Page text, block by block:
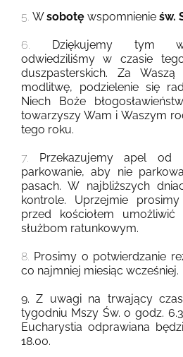
5. Wsobotę wspomnienie św.
6. Dziękujemy tym
odwiedziliśmy w czasie
duszpasterskich. Za
modlitwę, podzielenie się
Niech Boże
towarzyszy Wam i Waszym
tego roku.
7. Przekazujemy apel od
parkowanie, aby nie
pasach. W najbliższych
kontrole. Uprzejmie
przed kościołem
służbom ratunkowym.
8. Prosimy o potwierdzanie
co najmniej miesiąc wcześniej.
9. Z uwagi na trwający
tygodniu Mszy Św. o godz.
Eucharystia odprawiana
18.00.